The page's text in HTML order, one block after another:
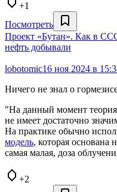
+1
Посмотреть
Проект «Бутан». Как в
нефть добывали
lobotomic16 ноя 2024 в
Ничего не знал о
"На данный момент
не имеет достаточно
На практике обычно
модель, которая основана
самая малая, доза
+2